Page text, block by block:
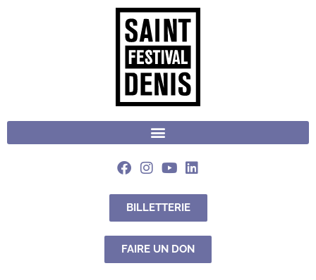
BILLETTERIE
FAIRE UN DON